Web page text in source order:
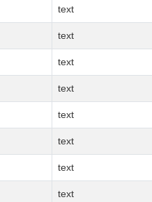
text
text
text
text
text
text
text
text